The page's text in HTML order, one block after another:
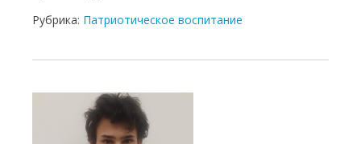
Рубрика: Патриотическое воспитание